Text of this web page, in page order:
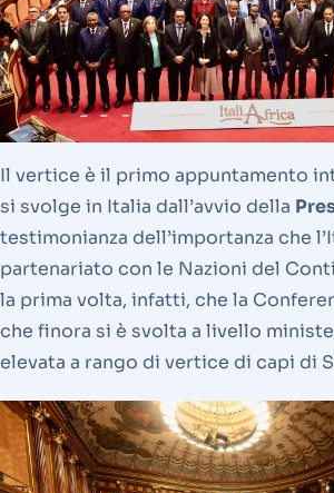
Il vertice è il primo appuntamento
si svolge in Italia dall’avvio della
testimonianza dell’importanza che
partenariato con le Nazioni del
la prima volta, infatti, che la
che finora si è svolta a livello
elevata a rango di vertice di capi di